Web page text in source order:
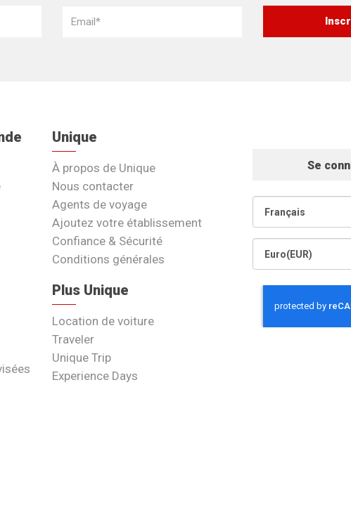
Unique
À propos de Unique
Nous contacter
Agents de voyage
Ajoutez votre établissement
Confiance & Sécurité
Conditions générales
Plus Unique
Location de voiture
Traveler
Unique Trip
Experience Days
Se